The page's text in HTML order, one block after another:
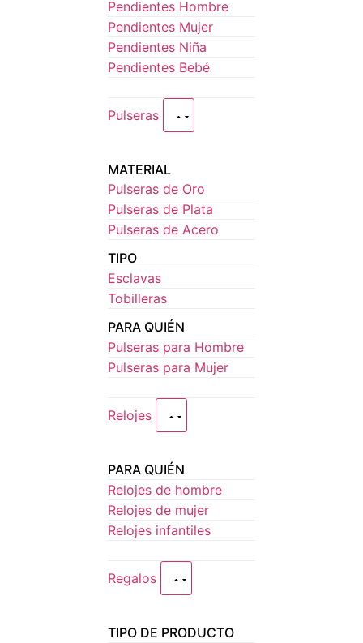
Pendientes Hombre
Pendientes Mujer
Pendientes Niña
Pendientes Bebé
Pulseras
MATERIAL
Pulseras de Oro
Pulseras de Plata
Pulseras de Acero
TIPO
Esclavas
Tobilleras
PARA QUIÉN
Pulseras para Hombre
Pulseras para Mujer
Relojes
PARA QUIÉN
Relojes de hombre
Relojes de mujer
Relojes infantiles
Regalos
TIPO DE PRODUCTO